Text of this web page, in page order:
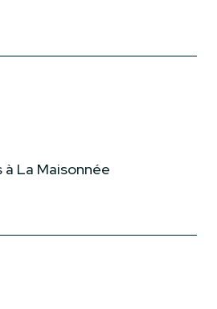
La Maisonnée